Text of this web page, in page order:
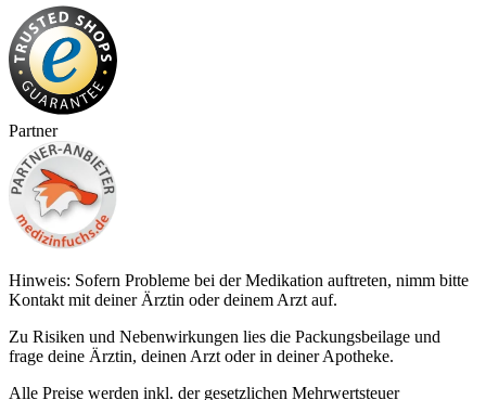
Partner
Hinweis: Sofern Probleme bei der Medikation auftreten, nimm bitte
Kontakt mit deiner Ärztin oder deinem Arzt auf.
Zu Risiken und Nebenwirkungen lies die Packungsbeilage und
frage deine Ärztin, deinen Arzt oder in deiner Apotheke.
Alle Preise werden inkl. der gesetzlichen Mehrwertsteuer